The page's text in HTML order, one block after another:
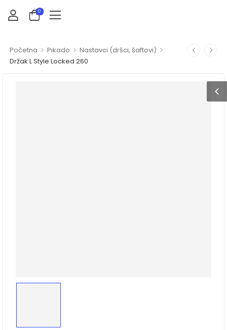
0
Početna > Pikado > Nastavci (dršci, šaftovi) >
Držak L Style Locked 260